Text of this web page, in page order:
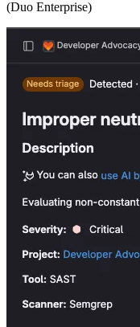
(Duo Enterprise)